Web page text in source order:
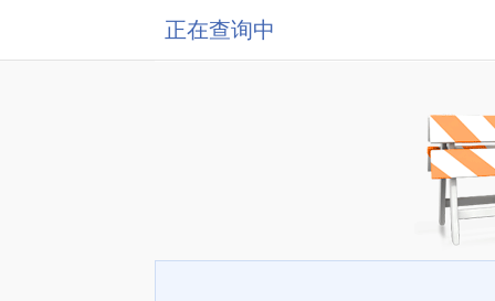
正在查询中